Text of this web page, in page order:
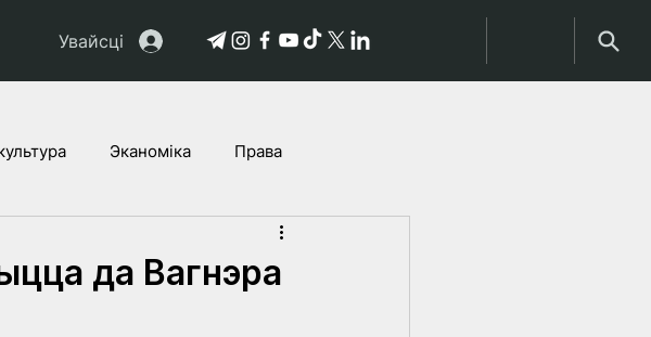
Увайсці
Эканоміка Права
Гісторыі пацярпелых
да Вагнэра